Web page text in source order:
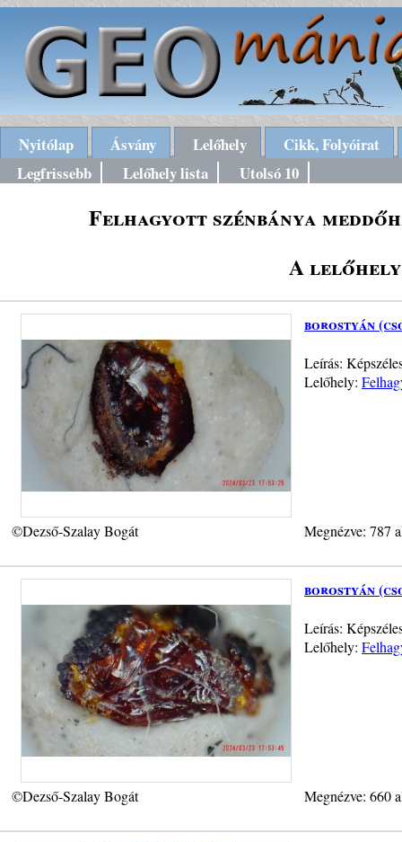
Nyitólap Ásvány Lelőhely
Cikk, Folyóirat
Legfrissebb
Lelőhely lista Utolsó 10
Felhagyott szénbánya
A lelőhely
borostyán
Leírás:
Lelőhely:
©Dezső-Szalay Bogát Megnézve: 787
borostyán
Leírás:
Lelőhely:
©Dezső-Szalay Bogát Megnézve: 660